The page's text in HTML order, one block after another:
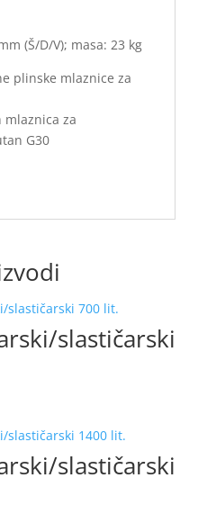
(Š/D/V); masa: 23 kg
plinske mlaznice za
za
G30
slastičarski
slastičarski